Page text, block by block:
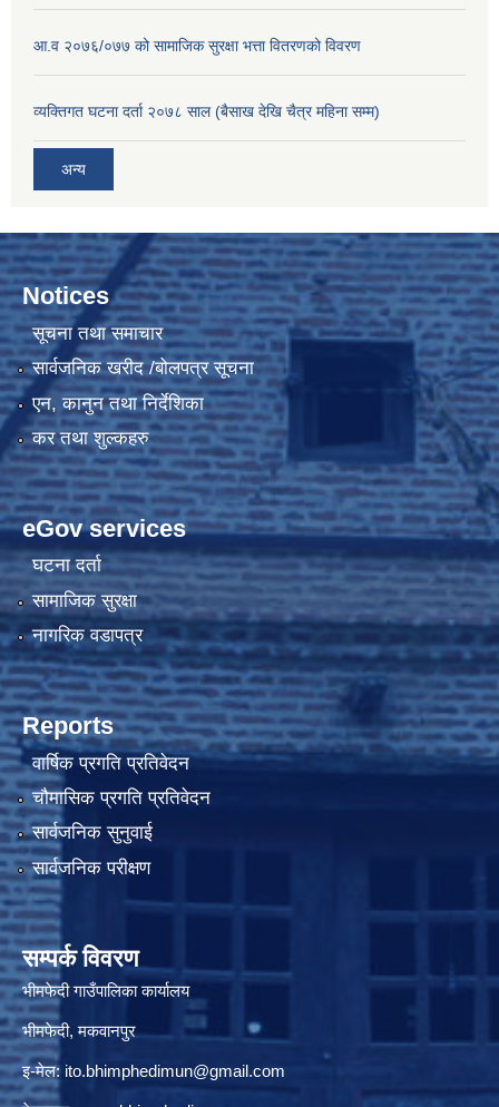
आ.व २०७६/०७७ को सामाजिक सुरक्षा भत्ता वितरणको विवरण
व्यक्तिगत घटना दर्ता २०७८ साल (बैसाख देखि चैत्र महिना सम्म)
अन्य
Notices
सूचना तथा समाचार
सार्वजनिक खरीद /बोलपत्र सूचना
एन, कानुन तथा निर्देशिका
कर तथा शुल्कहरु
eGov services
घटना दर्ता
सामाजिक सुरक्षा
नागरिक वडापत्र
Reports
वार्षिक प्रगति प्रतिवेदन
चौमासिक प्रगति प्रतिवेदन
सार्वजनिक सुनुवाई
सार्वजनिक परीक्षण
सम्पर्क विवरण
भीमफेदी गाउँपालिका कार्यालय
भीमफेदी, मकवानपुर
इ-मेल: ito.bhimphedimun@gmail.com